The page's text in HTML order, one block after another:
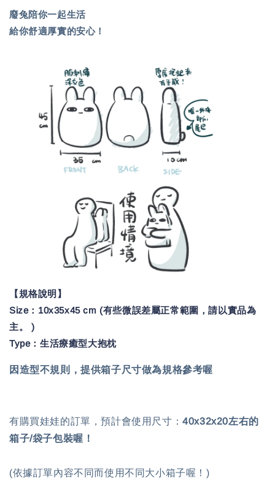
廢兔陪你一起生活
給你舒適厚實的安心！
【規格說明】
Size：10x35x45 cm (有些微誤差屬正常範圍，請以實品為
主。 )
Type： 生活療癒型大抱枕
因造型不規則，提供箱子尺寸做為規格參考喔
有購買娃娃的訂單，預計會使用尺寸：40x32x20左右的
箱子/袋子包裝喔！